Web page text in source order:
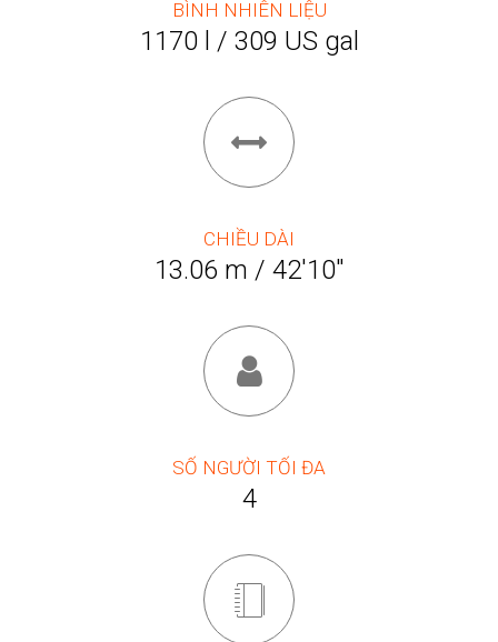
BÌNH NHIÊN LIỆU
1170 l / 309 US gal
CHIỀU DÀI
13.06 m / 42'10"
SỐ NGƯỜI TỐI ĐA
4